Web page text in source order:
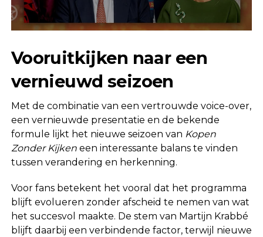
Vooruitkijken naar een
vernieuwd seizoen
Met de combinatie van een vertrouwde voice-over,
een vernieuwde presentatie en de bekende
formule lijkt het nieuwe seizoen van Kopen
Zonder Kijkeneen interessante balans te vinden
tussen verandering en herkenning.
Voor fans betekent het vooral dat het programma
blijft evolueren zonder afscheid te nemen van wat
het succesvol maakte. De stem van Martijn Krabbé
blijft daarbij een verbindende factor, terwijl nieuwe